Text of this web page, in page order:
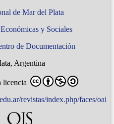
de Mar del Plata
y Sociales
de Documentación
Argentina
licencia
revistas/index.php/faces/oai